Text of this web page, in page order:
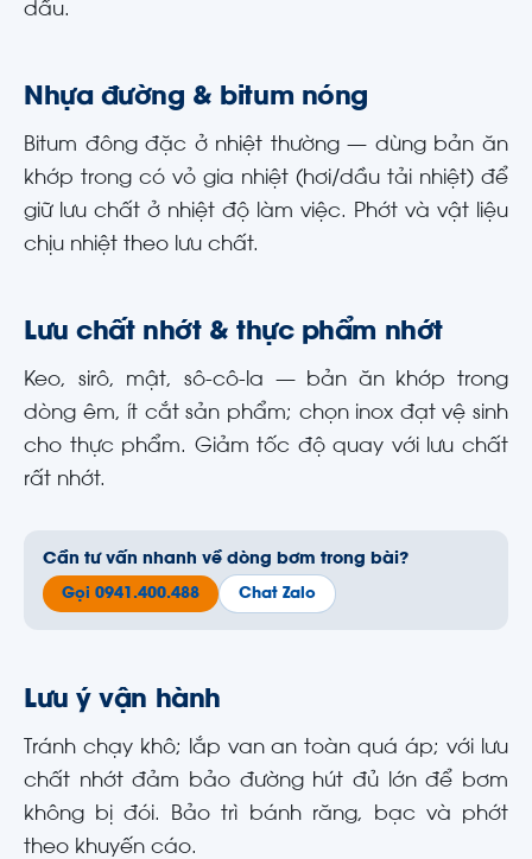
dầu.
Nhựa đường & bitum nóng
Bitum đông đặc ở nhiệt thường — dùng bản ăn
khớp trong có vỏ gia nhiệt (hơi/dầu tải nhiệt) để
giữ lưu chất ở nhiệt độ làm việc. Phớt và vật liệu
chịu nhiệt theo lưu chất.
Lưu chất nhớt & thực phẩm nhớt
Keo, sirô, mật, sô-cô-la — bản ăn khớp trong
dòng êm, ít cắt sản phẩm; chọn inox đạt vệ sinh
cho thực phẩm. Giảm tốc độ quay với lưu chất
rất nhớt.
Cần tư vấn nhanh về dòng bơm trong bài?
Gọi 0941.400.488 Chat Zalo
Lưu ý vận hành
Tránh chạy khô; lắp van an toàn quá áp; với lưu
chất nhớt đảm bảo đường hút đủ lớn để bơm
không bị đói. Bảo trì bánh răng, bạc và phớt
theo khuyến cáo.